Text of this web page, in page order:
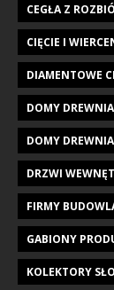
CEGŁA Z
CIĘCIE I
DIAMENTOWE
DOMY
DOMY
DRZWI
FIRMY
GABIONY
KOLEKTORY